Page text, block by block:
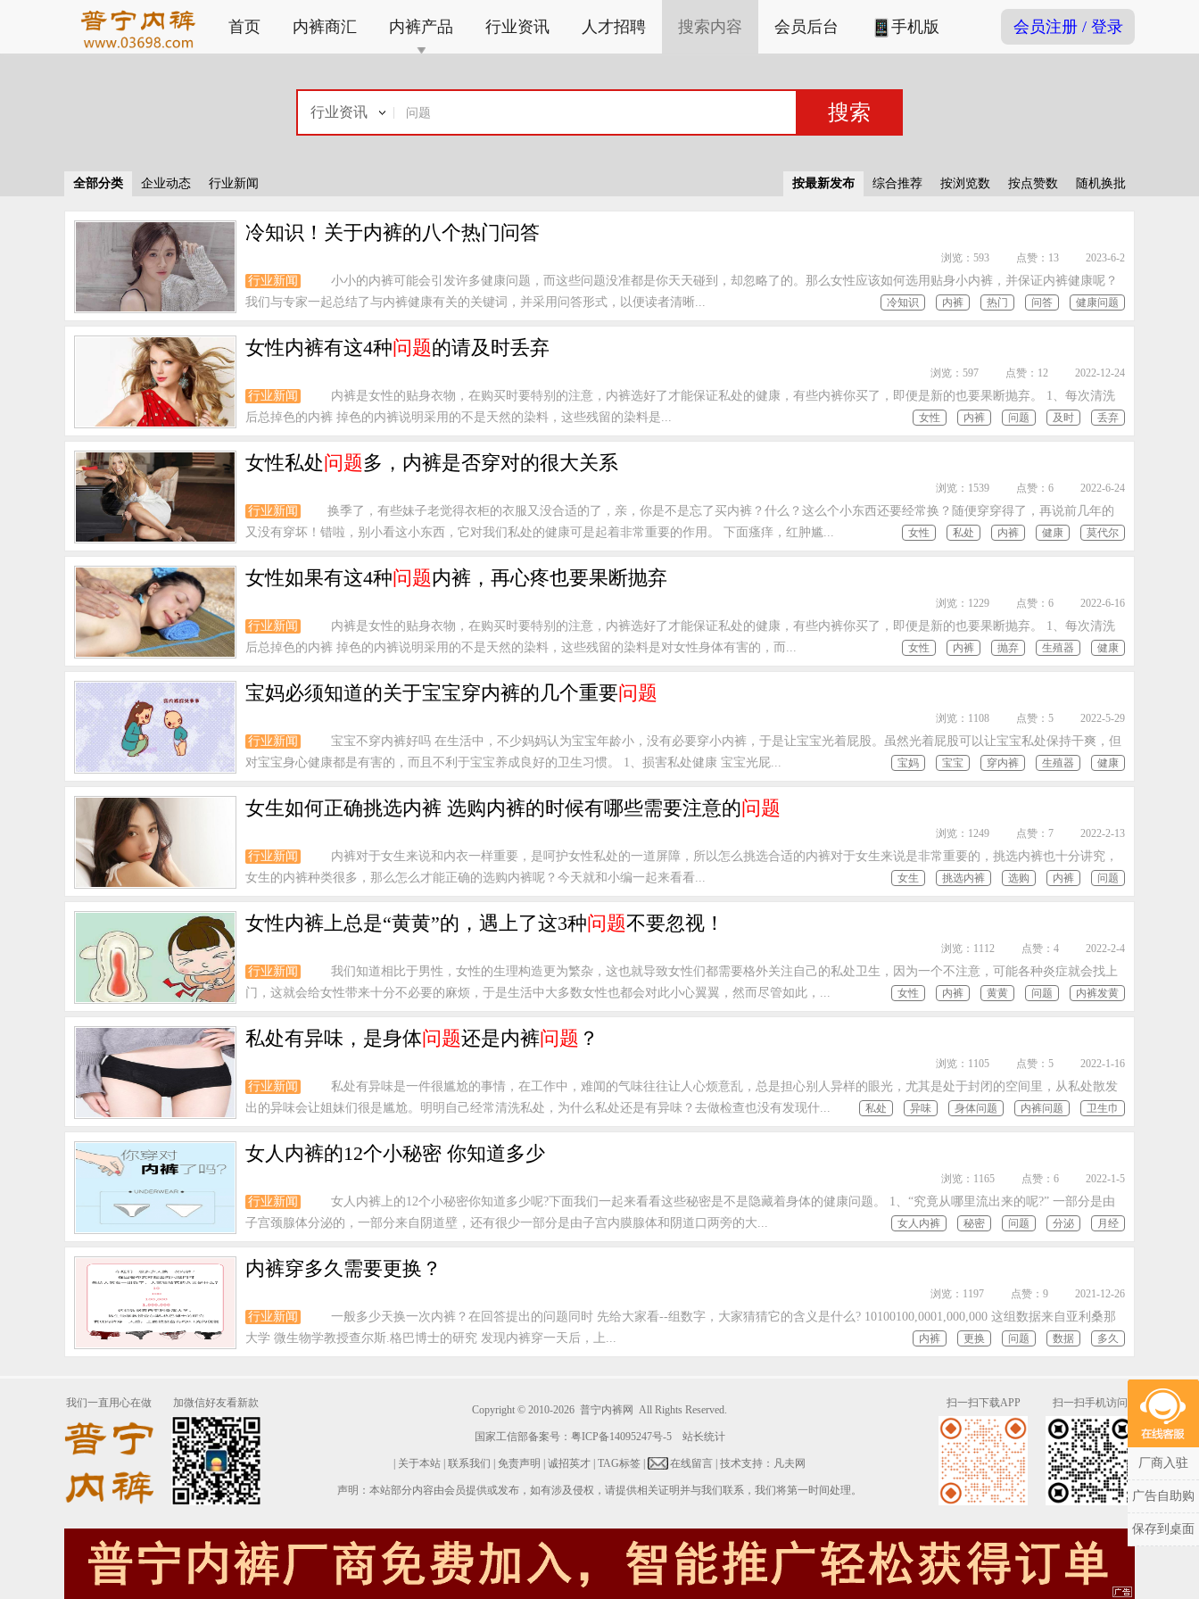
首页 内裤商汇 内裤产品 行业资讯 人才招聘 搜索内容 会员后台 手机版 会员注册 / 登录
行业资讯
全部分类 企业动态 行业新闻 按最新发布 综合推荐 按浏览数 按点赞数 随机换批
浏览：593 点赞：13 2023-6-2
冷知识！关于内裤的八个热门问答
行业新闻
小小的内裤可能会引发许多健康问题，而这些问题没准都是你天天碰到，却忽略了的。那么女性应该如何选用贴身小内裤，并保证内裤健康呢？
我们与专家一起总结了与内裤健康有关的关键词，并采用问答形式，以便读者清晰...
冷知识 内裤 热门 问答 健康问题
浏览：597 点赞：12 2022-12-24
女性内裤有这4种问题的请及时丢弃
行业新闻
内裤是女性的贴身衣物，在购买时要特别的注意，内裤选好了才能保证私处的健康，有些内裤你买了，即便是新的也要果断抛弃。 1、每次清洗
后总掉色的内裤 掉色的内裤说明采用的不是天然的染料，这些残留的染料是...
女性 内裤 问题 及时 丢弃
浏览：1539 点赞：6 2022-6-24
女性私处问题多，内裤是否穿对的很大关系
行业新闻
换季了，有些妹子老觉得衣柜的衣服又没合适的了，亲，你是不是忘了买内裤？什么？这么个小东西还要经常换？随便穿穿得了，再说前几年的
又没有穿坏！错啦，别小看这小东西，它对我们私处的健康可是起着非常重要的作用。 下面瘙痒，红肿尴...
女性 私处 内裤 健康 莫代尔
浏览：1229 点赞：6 2022-6-16
女性如果有这4种问题内裤，再心疼也要果断抛弃
行业新闻
内裤是女性的贴身衣物，在购买时要特别的注意，内裤选好了才能保证私处的健康，有些内裤你买了，即便是新的也要果断抛弃。 1、每次清洗
后总掉色的内裤 掉色的内裤说明采用的不是天然的染料，这些残留的染料是对女性身体有害的，而...
女性 内裤 抛弃 生殖器 健康
浏览：1108 点赞：5 2022-5-29
宝妈必须知道的关于宝宝穿内裤的几个重要问题
行业新闻
宝宝不穿内裤好吗 在生活中，不少妈妈认为宝宝年龄小，没有必要穿小内裤，于是让宝宝光着屁股。虽然光着屁股可以让宝宝私处保持干爽，但
对宝宝身心健康都是有害的，而且不利于宝宝养成良好的卫生习惯。 1、损害私处健康 宝宝光屁...
宝妈 宝宝 穿内裤 生殖器 健康
浏览：1249 点赞：7 2022-2-13
女生如何正确挑选内裤 选购内裤的时候有哪些需要注意的问题
行业新闻
内裤对于女生来说和内衣一样重要，是呵护女性私处的一道屏障，所以怎么挑选合适的内裤对于女生来说是非常重要的，挑选内裤也十分讲究，
女生的内裤种类很多，那么怎么才能正确的选购内裤呢？今天就和小编一起来看看...
女生 挑选内裤 选购 内裤 问题
浏览：1112 点赞：4 2022-2-4
女性内裤上总是“黄黄”的，遇上了这3种问题不要忽视！
行业新闻
我们知道相比于男性，女性的生理构造更为繁杂，这也就导致女性们都需要格外关注自己的私处卫生，因为一个不注意，可能各种炎症就会找上
门，这就会给女性带来十分不必要的麻烦，于是生活中大多数女性也都会对此小心翼翼，然而尽管如此，...
女性 内裤 黄黄 问题 内裤发黄
浏览：1105 点赞：5 2022-1-16
私处有异味，是身体问题还是内裤问题 ？
行业新闻
私处有异味是一件很尴尬的事情，在工作中，难闻的气味往往让人心烦意乱，总是担心别人异样的眼光，尤其是处于封闭的空间里，从私处散发
出的异味会让姐妹们很是尴尬。明明自己经常清洗私处，为什么私处还是有异味？去做检查也没有发现什...
私处 异味 身体问题 内裤问题 卫生巾
浏览：1165 点赞：6 2022-1-5
女人内裤的12个小秘密 你知道多少
行业新闻
女人内裤上的12个小秘密你知道多少呢?下面我们一起来看看这些秘密是不是隐藏着身体的健康问题。 1、“究竟从哪里流出来的呢?” 一部分是由
子宫颈腺体分泌的，一部分来自阴道壁，还有很少一部分是由子宫内膜腺体和阴道口两旁的大...
女人内裤 秘密 问题 分泌 月经
浏览：1197 点赞：9 2021-12-26
内裤穿多久需要更换？
行业新闻
一般多少天换一次内裤？在回答提出的问题同时 先给大家看--组数字，大家猜猜它的含义是什么? 10100100,0001,000,000 这组数据来自亚利桑那
大学 微生物学教授查尔斯.格巴博士的研究 发现内裤穿一天后，上...
内裤 更换 问题 数据 多久
Copyright © 2010-2026 普宁内裤网 All Rights Reserved.
国家工信部备案号： 粤ICP备14095247号-5 站长统计
关于本站 联系我们 免责声明 诚招英才 TAG标签 在线留言 | 技术支持：凡夫网
声明：本站部分内容由会员提供或发布，如有涉及侵权，请提供相关证明并与我们联系，我们将第一时间处理。
我们一直用心在做 加微信好友看新款 扫一扫手机访问
扫一扫下载APP
厂商入驻
广告自助购
保存到桌面